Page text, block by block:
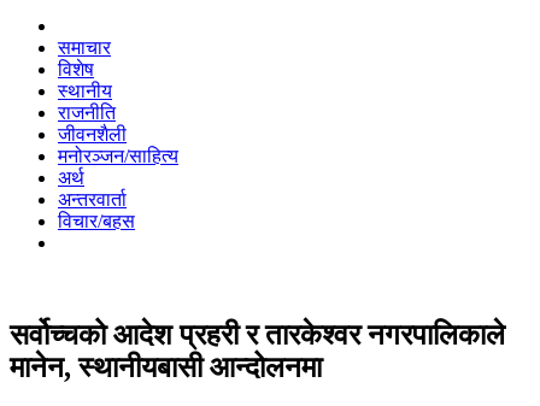
समाचार
विशेष
स्थानीय
राजनीति
जीवनशैली
मनोरञ्जन/साहित्य
अर्थ
अन्तरवार्ता
विचार/बहस
सर्वोच्चको आदेश प्रहरी र तारकेश्वर नगरपालिकाले
मानेन, स्थानीयबासी आन्दोलनमा